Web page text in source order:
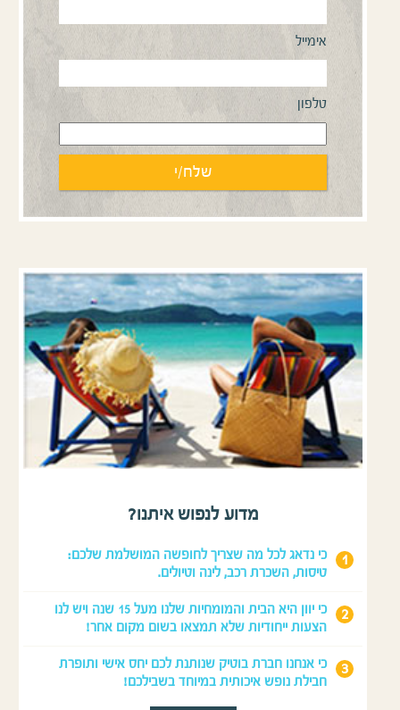
אימייל
טלפון
מדוע לנפוש איתנו?
כי נדאג לכל מה שצריך לחופשה המושלמת שלכם:
טיסות, השכרת רכב, לינה וטיולים.
כי יוון היא הבית והמומחיות שלנו מעל 15 שנה ויש לנו
הצעות ייחודיות שלא תמצאו בשום מקום אחר!
כי אנחנו חברת בוטיק שנותנת לכם יחס אישי ותופרת
חבילת נופש איכותית במיוחד בשבילכם!